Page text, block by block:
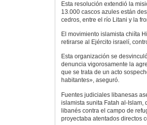
Esta resolución extendió la
13.000 cascos azules están
cedros, entre el río Litani y la
El movimiento islamista chiíta
retirarse al Ejército israelí,
Esta organización se
denuncia vigorosamente la
que se trata de un acto
habitantes», aseguró.
Fuentes judiciales libanesas
islamista sunita Fatah al-Islam,
libanés contra el campo de
proyectaba atentados directos